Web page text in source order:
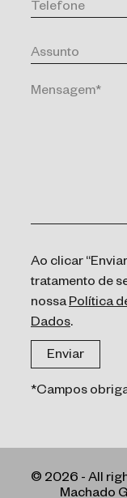
Ao clicar
tratamento de
nossaPolítica
Dados.
*Campos
© 2026 - All
Machado